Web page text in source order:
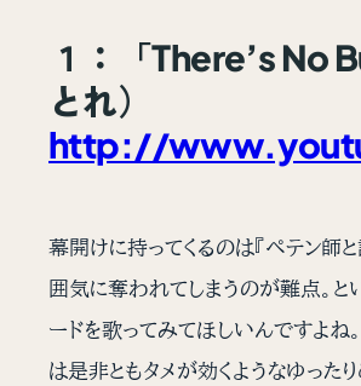
１：「There’s No
とれ）
http://
幕開けに持ってくるのは『ペテン
囲気に奪われてしまうのが難点。と
ードを歌ってみてほしいんですよ
は是非ともタメが効くようなゆった